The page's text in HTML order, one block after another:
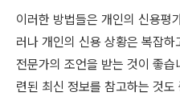
이러한 방법들은 개인의 신용평
러나 개인의 신용 상황은 복잡
전문가의 조언을 받는 것이 좋
련된 최신 정보를 참고하는 것도